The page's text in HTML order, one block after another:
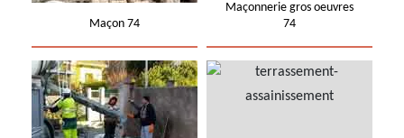
Maçon 74
Maçonnerie gros oeuvres
74